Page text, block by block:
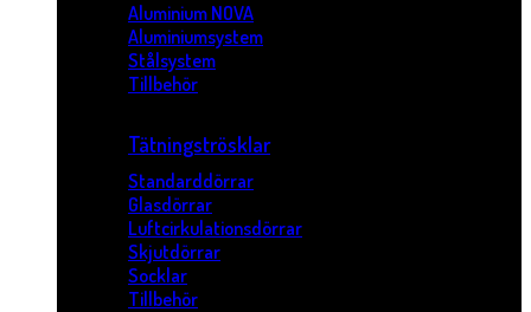
Aluminium NOVA
Aluminiumsystem
Stålsystem
Tillbehör
Tätningströsklar
Standarddörrar
Glasdörrar
Luftcirkulationsdörrar
Skjutdörrar
Socklar
Tillbehör